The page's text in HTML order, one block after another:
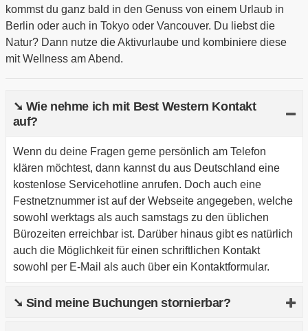
kommst du ganz bald in den Genuss von einem Urlaub in
Berlin oder auch in Tokyo oder Vancouver. Du liebst die
Natur? Dann nutze die Aktivurlaube und kombiniere diese
mit Wellness am Abend.
➘ Wie nehme ich mit Best Western Kontakt
auf?
Wenn du deine Fragen gerne persönlich am Telefon
klären möchtest, dann kannst du aus Deutschland eine
kostenlose Servicehotline anrufen. Doch auch eine
Festnetznummer ist auf der Webseite angegeben, welche
sowohl werktags als auch samstags zu den üblichen
Bürozeiten erreichbar ist. Darüber hinaus gibt es natürlich
auch die Möglichkeit für einen schriftlichen Kontakt
sowohl per E-Mail als auch über ein Kontaktformular.
➘ Sind meine Buchungen stornierbar?